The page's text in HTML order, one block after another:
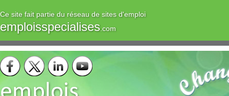
Ce site fait partie du réseau de sites d'emploi
emploisspecialises.com